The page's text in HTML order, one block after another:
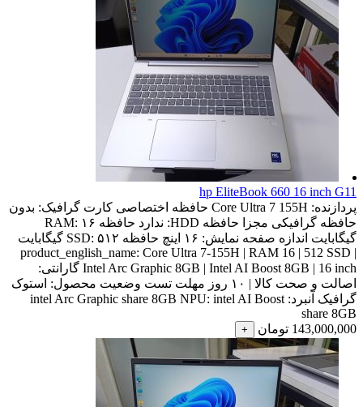
hp EliteBook 660 16 inch G11
پردازنده: Core Ultra 7 155H حافظه اختصاصی کارت گرافیک: بدون
حافظه گرافیکی مجزا
حافظه HDD: ندارد حافظه RAM: ۱۶
گیگابایت اندازه صفحه نمایش: ۱۶ اینچ حافظه SSD: ۵۱۲ گیگابایت
product_english_name: Core Ultra 7-155H | RAM 16 | 512 SSD |
Intel Arc Graphic 8GB | Intel AI Boost 8GB | 16 inch گارانتی:
اصالت و صحت کالا | ۱۰ روز مهلت تست
وضعیت محصول: استوک
گرافیک آنبرد:
intel Arc Graphic share 8GB NPU: intel AI Boost
share 8GB
143,000,000 تومان +